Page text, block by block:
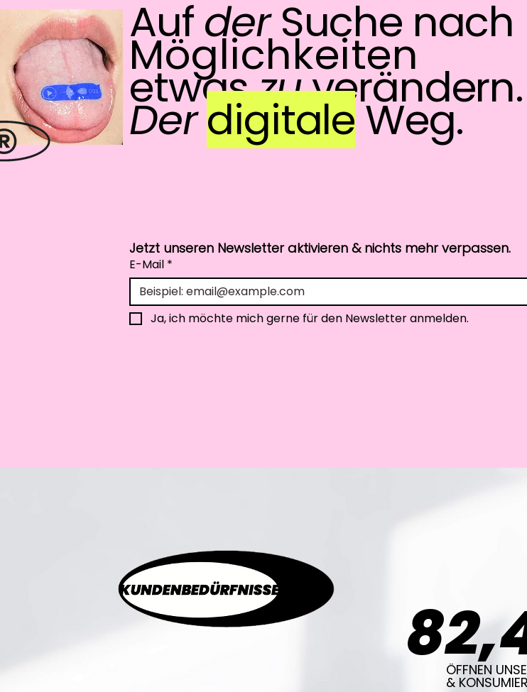
AufderSuche nach
Möglichkeiten
etwaszuverändern.
DerdigitaleWeg.
Jetzt unseren Newsletter aktivieren & nichts mehr verpassen.
E-Mail *
Ja, ich möchte mich gerne für den Newsletter anmelden.
ÖFFNEN
&